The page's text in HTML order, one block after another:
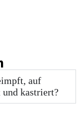
auf
kastriert?